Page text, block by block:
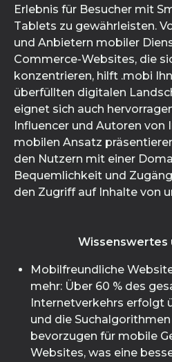
Erlebnis für Besucher mit
Tablets zu gewährleisten.
und Anbietern mobiler
Commerce-Websites, die
konzentrieren, hilft .mobi
überfüllten digitalen
eignet sich auch
Influencer und Autoren von
mobilen Ansatz
den Nutzern mit einer
Bequemlichkeit und
den Zugriff auf Inhalte von
Wissenswertes
Mobilfreundliche
mehr: Über 60 % des
Internetverkehrs erfolgt
und die
bevorzugen für mobile
Websites, was eine